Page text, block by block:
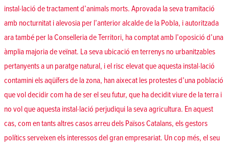
instal·lació de tractament d’animals morts. Aprovada la seva tramitació
amb nocturnitat i alevosia per l’anterior alcalde de la Pobla, i autoritzada
ara també per la Conselleria de Territori, ha comptat amb l’oposició d’una
àmplia majoria de veïnat. La seva ubicació en terrenys no urbanitzables
pertanyents a un paratge natural, i el risc elevat que aquesta instal·lació
contamini els aqüífers de la zona, han aixecat les protestes d’una població
que vol decidir com ha de ser el seu futur, que ha decidit viure de la terra i
no vol que aquesta instal·lació perjudiqui la seva agricultura. En aquest
cas, com en tants altres casos arreu dels Països Catalans, els gestors
polítics serveixen els interessos del gran empresariat. Un cop més, el seu